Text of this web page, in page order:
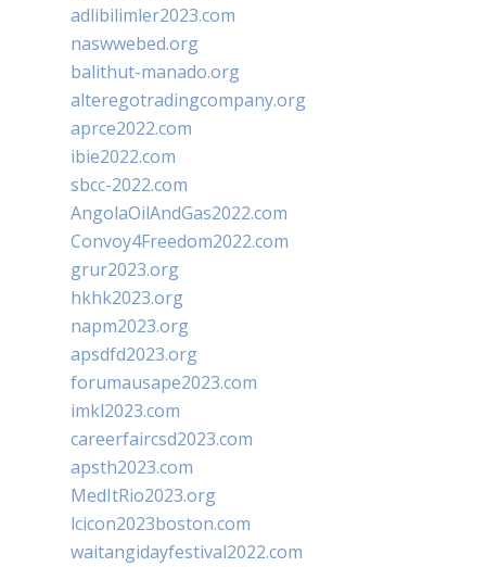
adlibilimler2023.com
naswwebed.org
balithut-manado.org
alteregotradingcompany.org
aprce2022.com
ibie2022.com
sbcc-2022.com
AngolaOilAndGas2022.com
Convoy4Freedom2022.com
grur2023.org
hkhk2023.org
napm2023.org
apsdfd2023.org
forumausape2023.com
imkl2023.com
careerfaircsd2023.com
apsth2023.com
MedItRio2023.org
lcicon2023boston.com
waitangidayfestival2022.com